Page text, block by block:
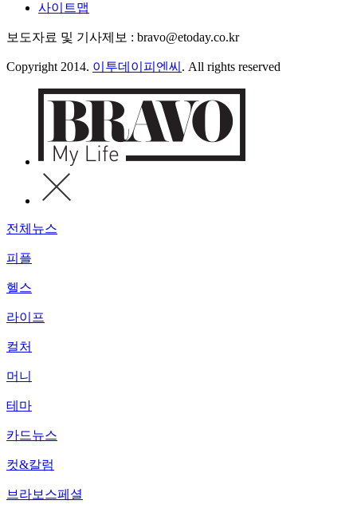
사이트맵
보도자료 및 기사제보 : bravo@etoday.co.kr
Copyright 2014. 이투데이피엔씨 . All rights reserved
전체뉴스
피플
헬스
라이프
컬처
머니
테마
카드뉴스
컷&칼럼
브라보스페셜